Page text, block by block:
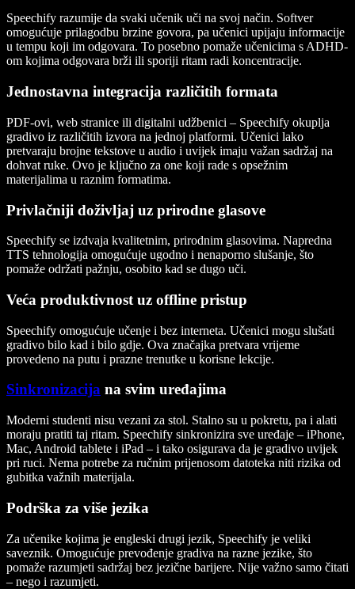
Speechify razumije da svaki učenik uči na svoj način. Softver
omogućuje prilagodbu brzine govora, pa učenici upijaju informacije
u tempu koji im odgovara. To posebno pomaže učenicima s ADHD-
om kojima odgovara brži ili sporiji ritam radi koncentracije.
Jednostavna integracija različitih formata
PDF-ovi, web stranice ili digitalni udžbenici – Speechify okuplja
gradivo iz različitih izvora na jednoj platformi. Učenici lako
pretvaraju brojne tekstove u audio i uvijek imaju važan sadržaj na
dohvat ruke. Ovo je ključno za one koji rade s opsežnim
materijalima u raznim formatima.
Privlačniji doživljaj uz prirodne glasove
Speechify se izdvaja kvalitetnim, prirodnim glasovima. Napredna
TTS tehnologija omogućuje ugodno i nenaporno slušanje, što
pomaže održati pažnju, osobito kad se dugo uči.
Veća produktivnost uz offline pristup
Speechify omogućuje učenje i bez interneta. Učenici mogu slušati
gradivo bilo kad i bilo gdje. Ova značajka pretvara vrijeme
provedeno na putu i prazne trenutke u korisne lekcije.
Sinkronizacija na svim uređajima
Moderni studenti nisu vezani za stol. Stalno su u pokretu, pa i alati
moraju pratiti taj ritam. Speechify sinkronizira sve uređaje – iPhone,
Mac, Android tablete i iPad – i tako osigurava da je gradivo uvijek
pri ruci. Nema potrebe za ručnim prijenosom datoteka niti rizika od
gubitka važnih materijala.
Podrška za više jezika
Za učenike kojima je engleski drugi jezik, Speechify je veliki
saveznik. Omogućuje prevođenje gradiva na razne jezike, što
pomaže razumjeti sadržaj bez jezične barijere. Nije važno samo čitati
– nego i razumjeti.